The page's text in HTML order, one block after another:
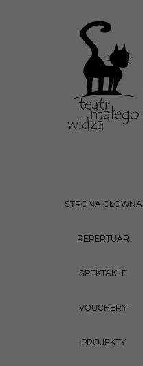
STRONA GŁÓWNA
REPERTUAR
SPEKTAKLE
VOUCHERY
PROJEKTY